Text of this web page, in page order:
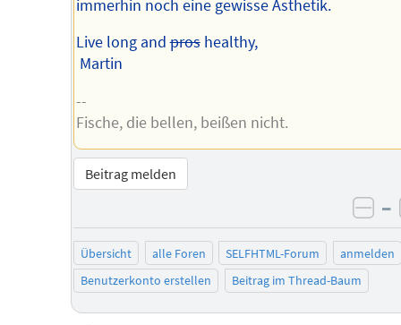
immerhin noch eine gewisse Ästhetik.
Live long andproshealthy,
Martin
--
Fische, die bellen, beißen nicht.
Beitrag melden
–
Übersicht alle Foren SELFHTML-Forum
anmelden
Benutzerkonto erstellen
Beitrag im Thread-Baum